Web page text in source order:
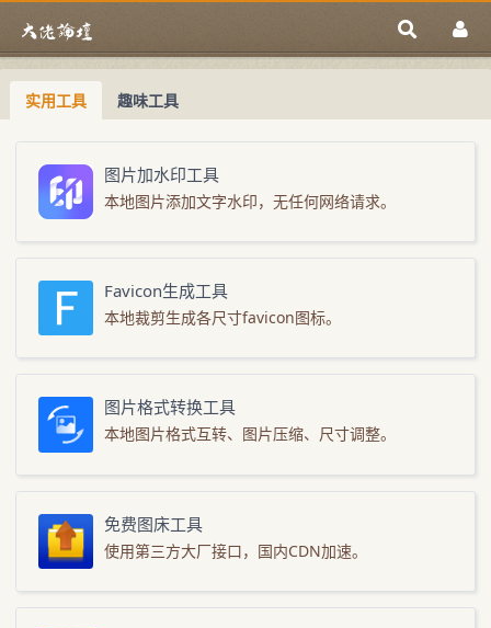
实用工具 趣味工具
图片加水印工具
本地图片添加文字水印，无任何网络请求。
Favicon生成工具
本地裁剪生成各尺寸favicon图标。
图片格式转换工具
本地图片格式互转、图片压缩、尺寸调整。
免费图床工具
使用第三方大厂接口，国内CDN加速。